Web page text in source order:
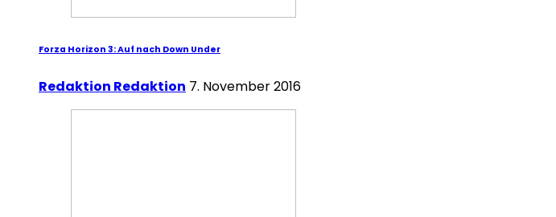
Forza Horizon 3: Auf nach Down Under
Redaktion Redaktion 7. November 2016